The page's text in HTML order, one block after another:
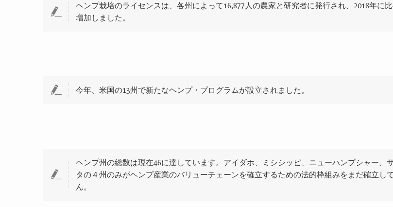
ヘンプ栽培のライセンスは、各州によって16,877 人の農家と研究者に発行され、 2018年に
増加しました。
今年、米国の13州で新たなヘンプ・プログラムが設立されました。
ヘンプ州の総数は現在46に達しています。アイダホ、ミシシッピ、ニューハンプシャー、
タの４州のみがヘンプ産業のバリューチェーンを確立するための法的枠組みをまだ確立し
ん。